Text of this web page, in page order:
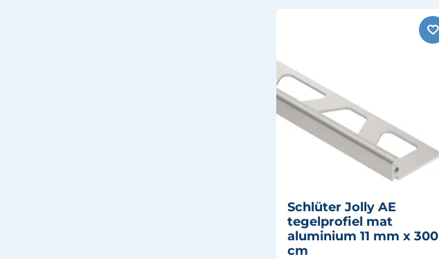
Schlüter Jolly AE
tegelprofiel mat
aluminium 11 mm x 300
cm